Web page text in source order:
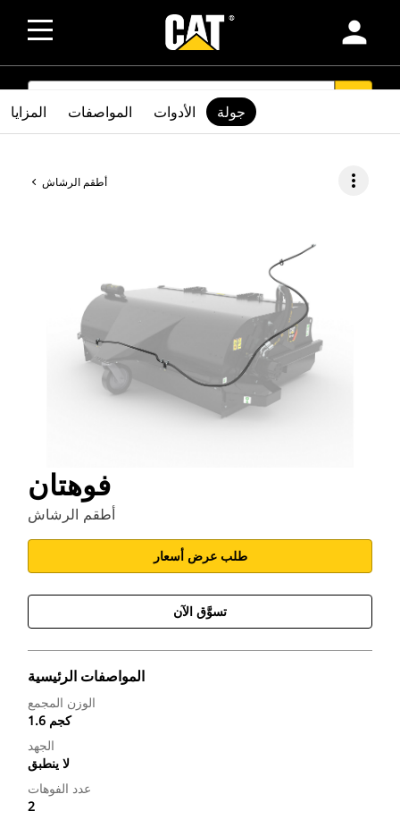
person
SEARCH
أطقم الرشاش more_vert
فوهتان
أطقم الرشاش
طلب عرض أسعار
تسوَّق الآن
المواصفات الرئيسية
الوزن المجمع
1.6 كجم
الجهد
لا ينطبق
عدد الفوهات
2
المزايا المواصفات الأدوات جولة